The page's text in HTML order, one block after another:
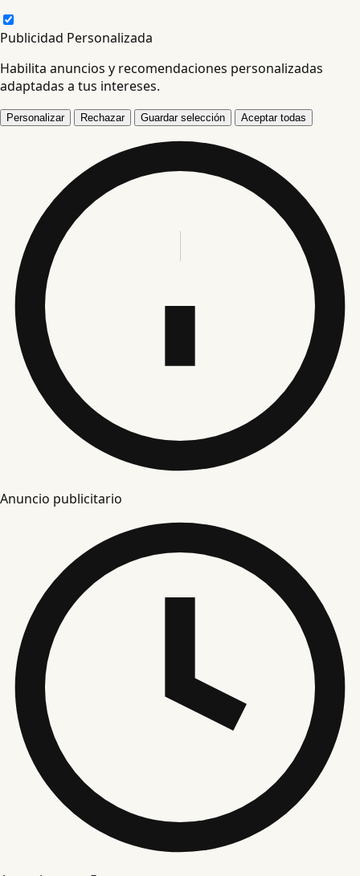
Publicidad Personalizada
Habilita anuncios y recomendaciones personalizadas
adaptadas a tus intereses.
Personalizar Rechazar Guardar selección Aceptar todas
Anuncio publicitario